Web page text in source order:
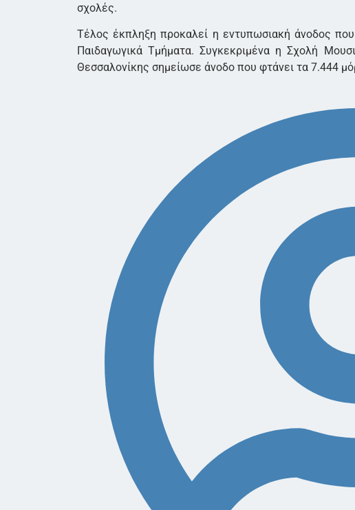
σχολές.
Τέλος έκπληξη προκαλεί η εντυπωσιακή άνοδος
Παιδαγωγικά Τμήματα. Συγκεκριμένα η Σχολή
Θεσσαλονίκης σημείωσε άνοδο που φτάνει τα 7.444